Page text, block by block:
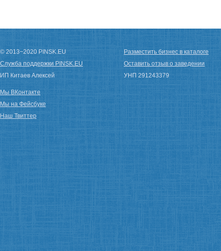
© 2013−2020 PINSK.EU
Служба поддержки PINSK.EU
ИП Китаев Алексей
Разместить бизнес в каталоге
Оставить отзыв о заведении
УНП 291243379
Мы ВКонтакте
Мы на Фейсбуке
Наш Твиттер